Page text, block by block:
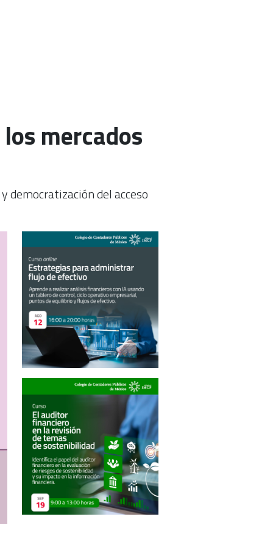
mercados
democratización del acceso